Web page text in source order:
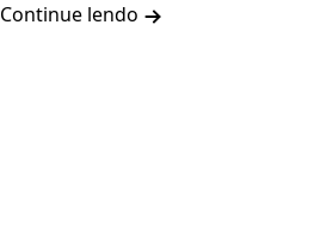
Continue lendo